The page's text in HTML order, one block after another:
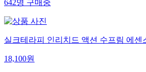
642명 구매중
실크테라피 인리치드 액션 수프림 에센
18,100원